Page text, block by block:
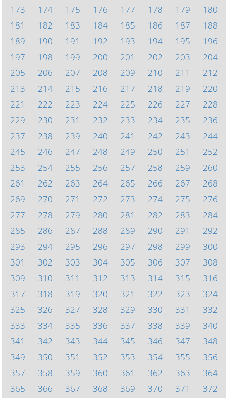
173
174 175 176 177 178 179
180
181
182 183 184 185 186 187
188
189
190 191 192 193 194 195
196
197
198 199 200 201 202 203
204
205
206 207 208 209 210 211
212
213
214 215 216 217 218 219
220
221
222 223 224 225 226 227
228
229
230 231 232 233 234 235
236
237
238 239 240 241 242 243
244
245
246 247 248 249 250 251
252
253
254 255 256 257 258 259
260
261
262 263 264 265 266 267
268
269
270 271 272 273 274 275
276
277
278 279 280 281 282 283
284
285
286 287 288 289 290 291
292
293
294 295 296 297 298 299
300
301
302 303 304 305 306 307
308
309
310 311 312 313 314 315
316
317
318 319 320 321 322 323
324
325
326 327 328 329 330 331
332
333
334 335 336 337 338 339
340
341
342 343 344 345 346 347
348
349
350 351 352 353 354 355
356
357
358 359 360 361 362 363
364
365
366 367 368 369 370 371 372